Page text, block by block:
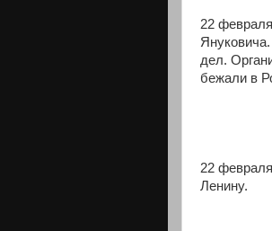
22
дел.
бежали в
22
Ленину.